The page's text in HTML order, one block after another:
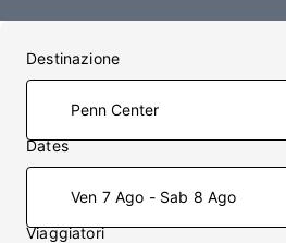
Destinazione
Dates
Ven 7 Ago - Sab 8 Ago
Viaggiatori